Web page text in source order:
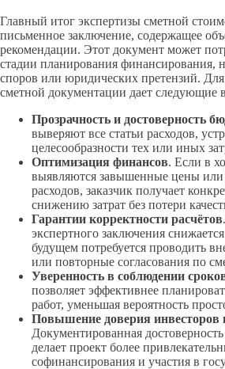
Главный итог экспертизы сметной
письменное заключение, содержащее
рекомендации. Этот документ может
стадии планирования финансирования,
споров или юридических претензий. Для
сметной документации дает следующие
Прозрачность и достоверность
выверяют все статьи расходов,
целесообразности тех или иных
Оптимизация финансов. Если в
выявляются завышенные цены или
расходов, заказчик получает
снижению затрат без потери
Гарантии корректности расчётов
экспертного заключения
будущем потребуется проводить
или повторные согласования по
Уверенность в соблюдении
позволяет эффективнее
работ, уменьшая вероятность
Повышение доверия инвесторов
Документированная
делает проект более
софинансирования и участия в